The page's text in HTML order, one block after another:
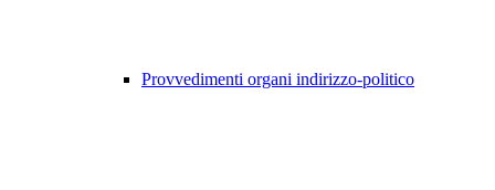
Provvedimenti organi indirizzo-politico